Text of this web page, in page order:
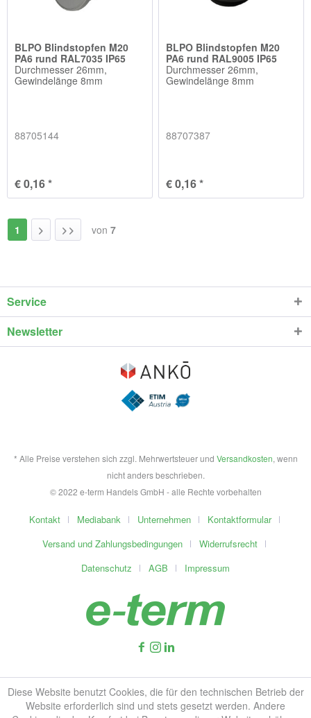
BLPO Blindstopfen M20
PA6 rund RAL7035 IP65
Durchmesser 26mm,
Gewindelänge 8mm
88705144
€ 0,16 *
BLPO Blindstopfen M20
PA6 rund RAL9005 IP65
Durchmesser 26mm,
Gewindelänge 8mm
88707387
€ 0,16 *
1 von 7
Service
Newsletter
* Alle Preise verstehen sich zzgl. Mehrwertsteuer und Versandkosten, wenn
nicht anders beschrieben.
© 2022 e-term Handels GmbH - alle Rechte vorbehalten
Kontakt Mediabank Unternehmen
Kontaktformular
Versand und Zahlungsbedingungen
Widerrufsrecht
Datenschutz
AGB Impressum
Diese Website benutzt Cookies, die für den technischen Betrieb der
Website erforderlich sind und stets gesetzt werden. Andere